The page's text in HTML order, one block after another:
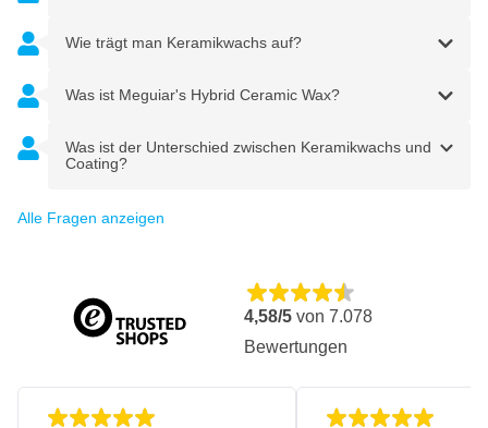
Wie trägt man Keramikwachs auf?
Was ist Meguiar's Hybrid Ceramic Wax?
Was ist der Unterschied zwischen Keramikwachs und
Coating?
Alle Fragen anzeigen
4,58/5 von 7.078
Bewertungen